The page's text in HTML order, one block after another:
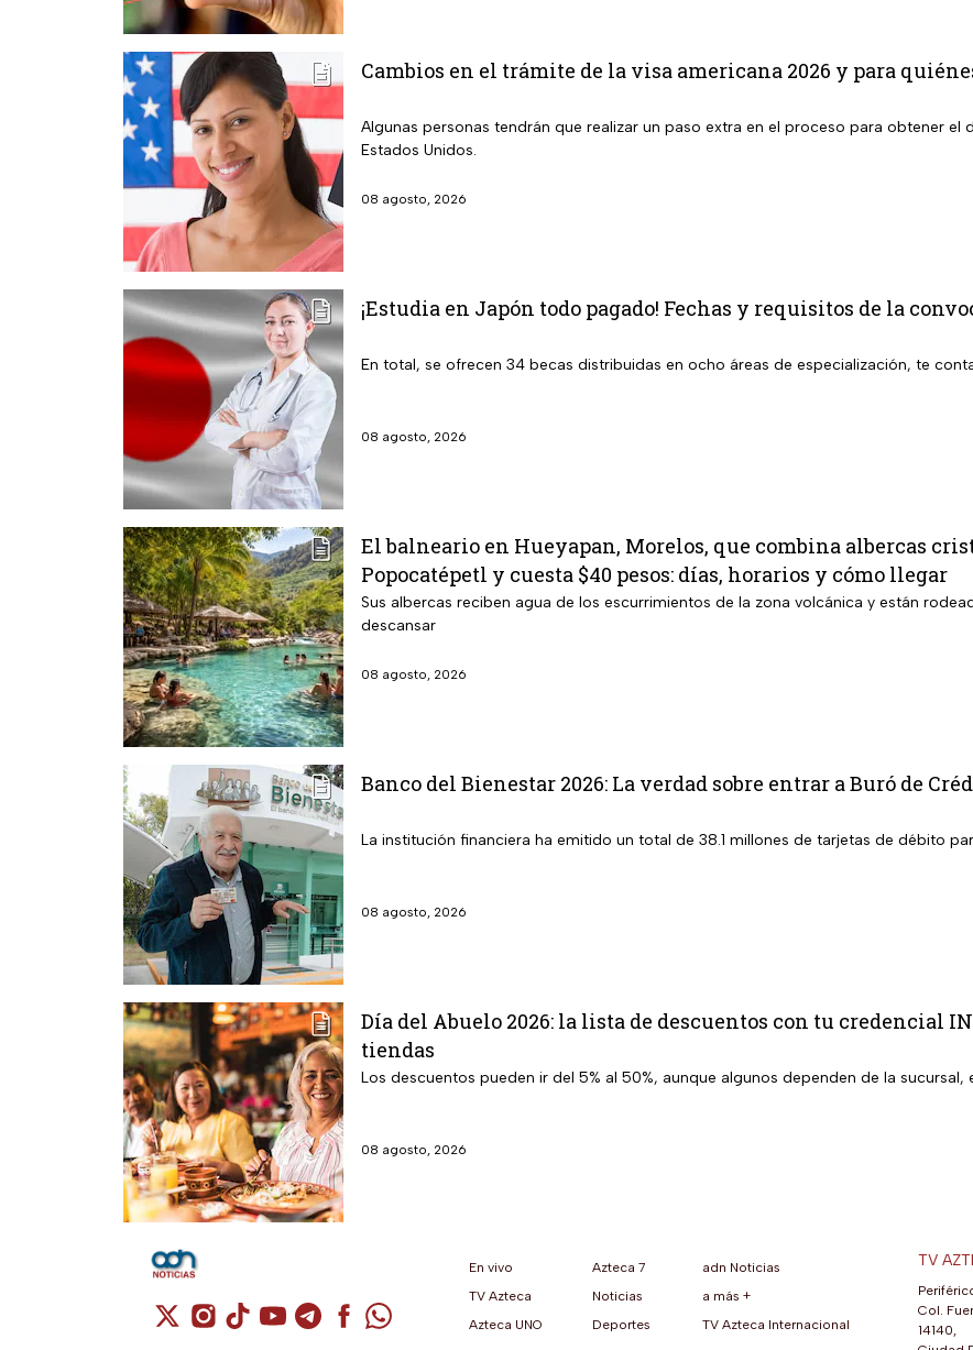
Cambios en el trámite de la visa americana 2026 y para
Algunas personas tendrán que realizar un paso extra en el proceso para obtener
Estados Unidos.
08 agosto, 2026
¡Estudia en Japón todo pagado! Fechas y requisitos de la
En total, se ofrecen 34 becas distribuidas en ocho áreas de especialización, te
08 agosto, 2026
El balneario en Hueyapan, Morelos, que combina albercas
Popocatépetl y cuesta $40 pesos: días, horarios y cómo llegar
Sus albercas reciben agua de los escurrimientos de la zona volcánica y están
descansar
08 agosto, 2026
Banco del Bienestar 2026: La verdad sobre entrar a Buró de
La institución financiera ha emitido un total de 38.1 millones de tarjetas de débito
08 agosto, 2026
Día del Abuelo 2026: la lista de descuentos con tu credencial
tiendas
Los descuentos pueden ir del 5% al 50%, aunque algunos dependen de la sucursal,
08 agosto, 2026
Cuenta de X / Twitter (se abre en una nueva pestaña)
Cuenta de Instagram (se abre en una nueva pestaña)
Cuenta de TikTok (se abre en una nueva pestaña)
Cuenta de YouTube (se abre en una nueva pestaña)
Cuenta de Telegram (se abre en una nueva pestaña)
Cuenta de Facebook (se abre en una nueva pestaña)
Cuenta de WhatsApp (se abre en una nueva pestaña)
En vivo
TV Azteca
Azteca UNO
Azteca 7
Noticias
Deportes
adn Noticias
a más +
TV Azteca Internacional
TV
Col.
14140,